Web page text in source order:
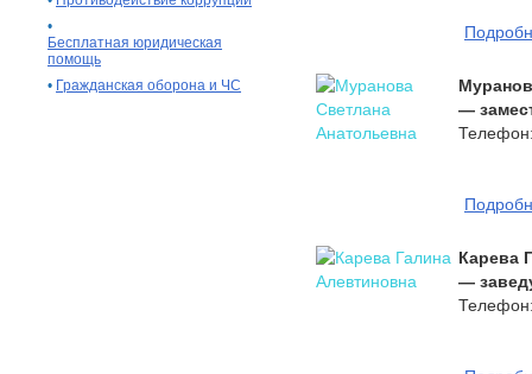
•
Бесплатная юридическая
помощь
• Гражданская оборона и ЧС
—
Карева
—